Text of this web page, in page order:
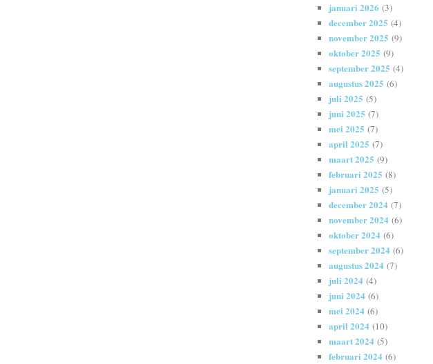
januari 2026 (3)
december 2025 (4)
november 2025 (9)
oktober 2025 (9)
september 2025 (4)
augustus 2025 (6)
juli 2025 (5)
juni 2025 (7)
mei 2025 (7)
april 2025 (7)
maart 2025 (9)
februari 2025 (8)
januari 2025 (5)
december 2024 (7)
november 2024 (6)
oktober 2024 (6)
september 2024 (6)
augustus 2024 (7)
juli 2024 (4)
juni 2024 (6)
mei 2024 (6)
april 2024 (10)
maart 2024 (5)
februari 2024 (6)